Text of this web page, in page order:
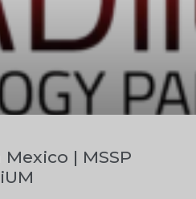
| MSSP